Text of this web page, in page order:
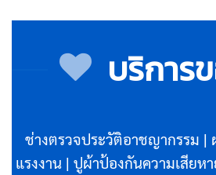
บริการ
ช่างตรวจประวัติอาชญากรรม |
แรงงาน | ปูผ้าป้องกันความเสียห